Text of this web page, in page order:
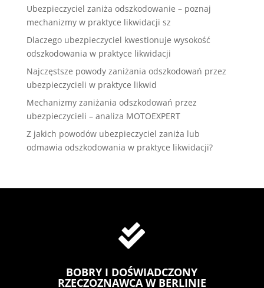
Ubezpieczyciel zaniża odszkodowanie – poznaj
mechanizmy w praktyce likwidacji sz
Dlaczego ubezpieczyciel kwestionuje wysokość
odszkodowania w praktyce likwidacji
Najczęstsze powody zaniżania odszkodowań przez
ubezpieczycieli w praktyce likwid
Mechanizmy zaniżania odszkodowań przez
ubezpieczycieli – analiza MOTOEXPERT
Z jakich powodów ubezpieczyciel zaniża lub
odmawia odszkodowania w praktyce likwidacji?

BOBRY I DOŚWIADCZONY
RZECZOZNAWCA W BERLINIE